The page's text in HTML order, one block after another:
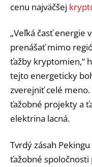
cenu najväčšej
„Veľká časť energie
prenášať mimo
ťažby kryptomien,“
tejto energeticky
zverejniť celé
ťažobné projekty a
elektrina lacná.
Tvrdý zásah
ťažobné spoločnosti